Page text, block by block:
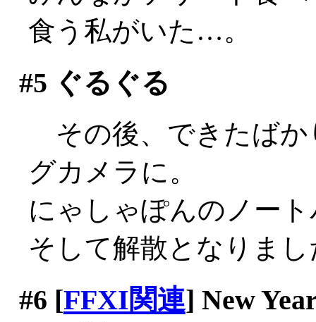
食う私がいた…。
#5 ぐるぐる
その後、できたばか
グカメラに。
にゃしゃぽんのノー
そして解散となりまし
#6 [FFXI関連] New